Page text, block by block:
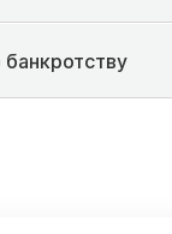
банкротству